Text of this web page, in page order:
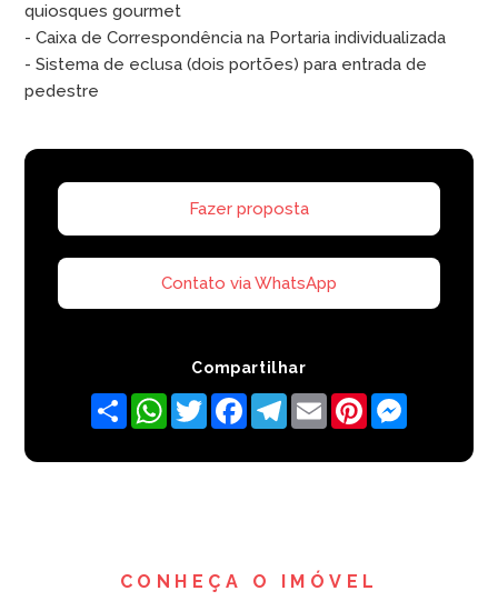
quiosques gourmet
- Caixa de Correspondência na Portaria individualizada
- Sistema de eclusa (dois portões) para entrada de
pedestre
Fazer proposta
Contato via WhatsApp
Compartilhar
Share WhatsApp
TwitterFacebookTelegram
Email Pinterest
CONHEÇA O IMÓVEL